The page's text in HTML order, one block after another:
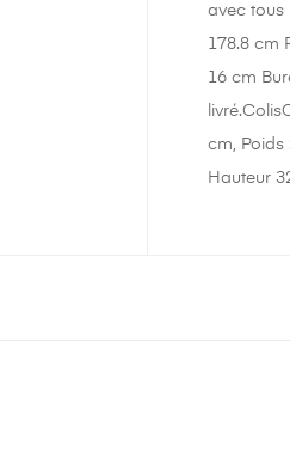
avec tous
178.8 cm
16 cm
cm, Poids
Hauteur